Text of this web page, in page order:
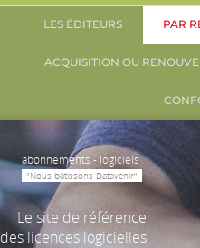
LES ÉDITEURS PAR
ACQUISITION OU
abonnements - logiciels
"Nous bâtissons Datavenir"
Le site de référence
des licences logicielles